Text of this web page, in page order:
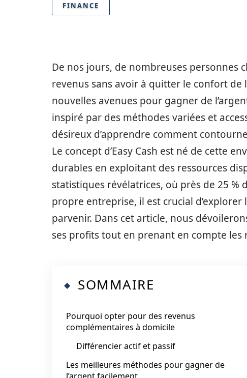
FINANCE
De nos jours, de nombreuses personnes
revenus sans avoir à quitter le confort de
nouvelles avenues pour gagner de
inspiré par des méthodes variées et
désireux d’apprendre comment
Le concept d’Easy Cash est né de cette
durables en exploitant des ressources
statistiques révélatrices, où près de 25 %
propre entreprise, il est crucial
parvenir. Dans cet article, nous
ses profits tout en prenant en compte les
SOMMAIRE
Pourquoi opter pour des revenus
complémentaires à domicile
Différencier actif et passif
Les meilleures méthodes pour gagner de